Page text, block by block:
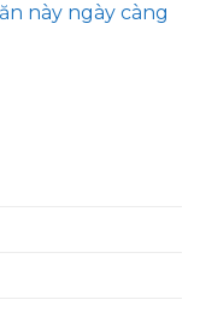
này ngày càng